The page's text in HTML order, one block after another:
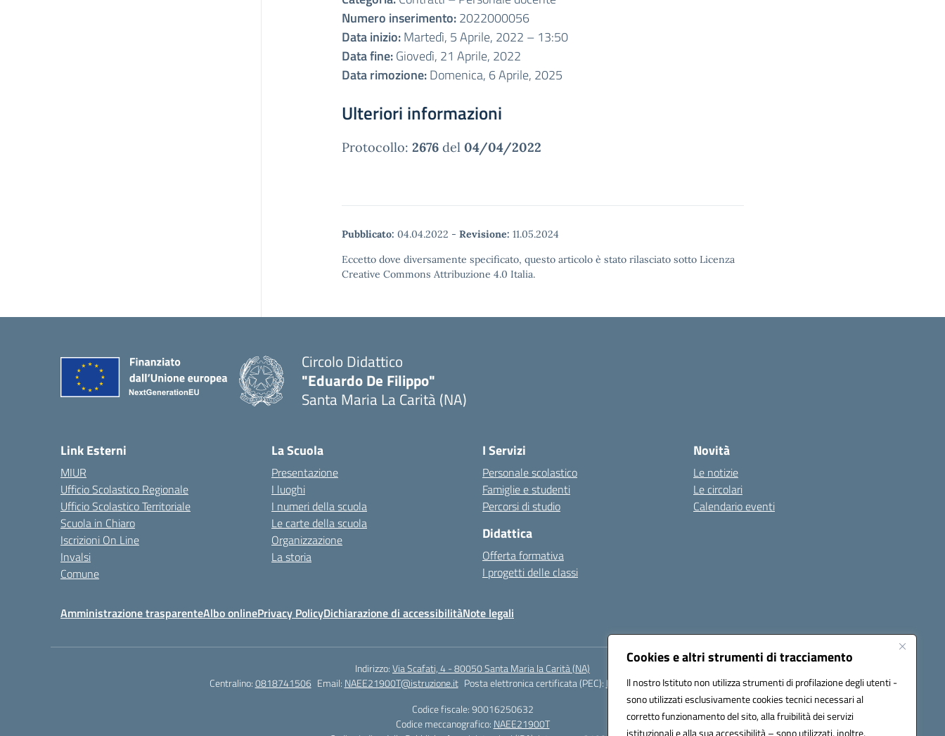
Cookies e altri strumenti di tracciamento
Il nostro Istituto non utilizza strumenti di profilazione degli utenti -
sono utilizzati esclusivamente cookies tecnici necessari al
corretto funzionamento del sito, alla fruibilità dei servizi
istituzionali e alla sua accessibilità – sono utilizzati, inoltre,
Numero inserimento:2022000056
Data inizio:Martedì, 5 Aprile, 2022 – 13:50
Data fine:Giovedì, 21 Aprile, 2022
Data rimozione:Domenica, 6 Aprile, 2025
Ulteriori informazioni
Protocollo: 2676 del 04/04/2022
Pubblicato: 04.04.2022 - Revisione: 11.05.2024
Eccetto dove diversamente specificato, questo articolo è stato rilasciato sotto Licenza
Creative Commons Attribuzione 4.0 Italia.
Circolo Didattico
"Eduardo De Filippo"
Santa Maria La Carità (NA)
Link Esterni
MIUR
Ufficio Scolastico Regionale
Ufficio Scolastico Territoriale
Scuola in Chiaro
Iscrizioni On Line
Invalsi
Comune
La Scuola
Presentazione
I luoghi
I numeri della scuola
Le carte della scuola
Organizzazione
La storia
I Servizi
Personale scolastico
Famiglie e studenti
Percorsi di studio
Didattica
Offerta formativa
I progetti delle classi
Novità
Le notizie
Le circolari
Calendario eventi
Amministrazione trasparenteAlbo onlinePrivacy PolicyDichiarazione di accessibilitàNote legali
Indirizzo:Via Scafati, 4 - 80050 Santa Maria la Carità (NA)
Centralino:0818741506 Email: NAEE21900T@istruzione.it Posta elettronica certificata (PEC): NAEE21900T@pec.istruzione.it
Codice fiscale: 90016250632
Codice meccanografico: NAEE21900T